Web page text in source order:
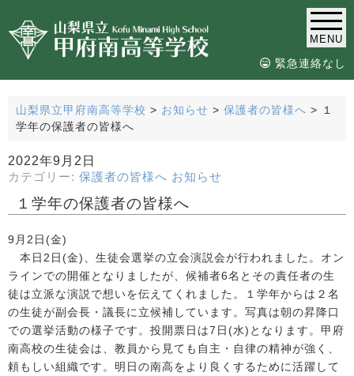
MENU
緊急連絡なし
山梨県立甲府南高等学校 > お知らせ > 保護者の皆様へ > １
学年の保護者の皆様へ
2022年9月2日
カテゴリー: 保護者の皆様へ お知らせ
１学年の保護者の皆様へ
9月2日(金)
本日2日(金)、生徒会選挙の立会演説会が行われました。オン
ラインでの開催となりましたが、候補者6名とその責任者の生
徒は立派な演説で想いを伝えてくれました。１学年からは２名
の生徒が副会長・議長に立候補しています。写真は朝の昇降口
での選挙活動の様子です。投開票日は7日(水)となります。甲府
南高校の生徒会は、教員から見ても自主・自律の精神が強く、
頼もしい組織です。明日の南高をより良くするために活躍して